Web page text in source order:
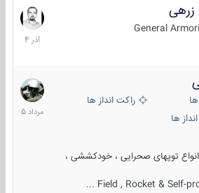
General
7
آذر
1404
راکت انداز ها
ها
توپهای صحرایی ، خودکششی ،
Field , Rocket & Self-
9
مرداد
1405